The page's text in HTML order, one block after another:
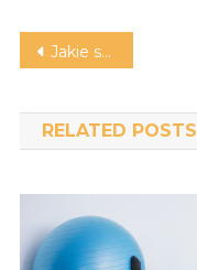
Nawigacja
Jakie są najważniejsze zalety garaży betonowych?
RELATED POSTS